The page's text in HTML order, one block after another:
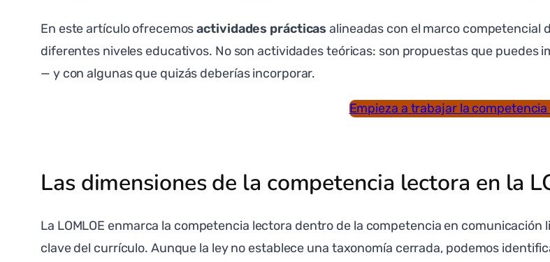
En este artículo ofrecemosactividades prácticas alineadas con el marco competencial
diferentes niveles educativos. No son actividades teóricas: son propuestas que puedes
— y con algunas que quizás deberías incorporar.
Empieza a trabajar la
Las dimensiones de la competencia lectora en la
La LOMLOE enmarca la competencia lectora dentro de la competencia en
clave del currículo. Aunque la ley no establece una taxonomía cerrada, podemos